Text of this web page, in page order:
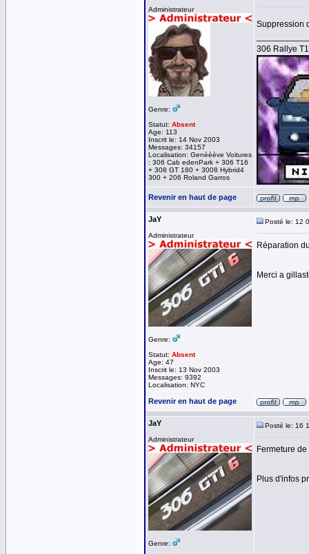
Administrateur
Genre:
Statut: Absent
Age: 113
Inscrit le: 14 Nov 2003
Messages: 34157
Localisation: Genèèève Voitures
: 306 Cab edenPark + 306 T16
+ 308 GT 180 + 3008 Hybrid4
300 + 206 Roland Garros
Suppression
306 Rallye
Revenir en haut de page
JaY
Administrateur
Genre:
Statut: Absent
Age: 47
Inscrit le: 13 Nov 2003
Messages: 9392
Localisation: NYC
Posté le: 12
Réparation
Merci a
Revenir en haut de page
JaY
Administrateur
Genre:
Posté le: 16
Fermeture
Plus d'infos